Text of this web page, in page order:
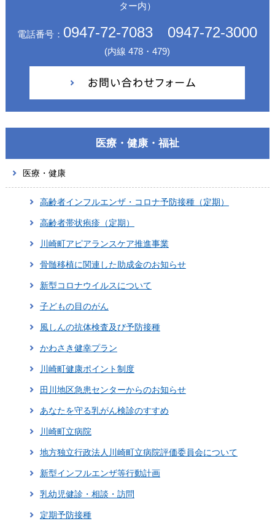
ター内）
電話番号： 0947-72-7083 0947-72-3000
(内線 478・479)
医療・健康・福祉
医療・健康
高齢者インフルエンザ・コロナ予防接種（定期）
高齢者帯状疱疹（定期）
川崎町アピアランスケア推進事業
骨髄移植に関連した助成金のお知らせ
新型コロナウイルスについて
子どもの目のがん
風しんの抗体検査及び予防接種
かわさき健幸プラン
川崎町健康ポイント制度
田川地区急患センターからのお知らせ
あなたを守る乳がん検診のすすめ
川崎町立病院
地方独立行政法人川崎町立病院評価委員会について
新型インフルエンザ等行動計画
乳幼児健診・相談・訪問
定期予防接種